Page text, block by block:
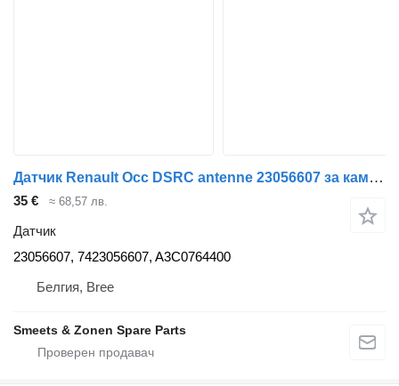
Датчик Renault Occ DSRC antenne 23056607 за камион
35 € ≈ 68,57 лв.
Датчик
23056607, 7423056607, A3C0764400
Белгия, Bree
Smeets & Zonen Spare Parts